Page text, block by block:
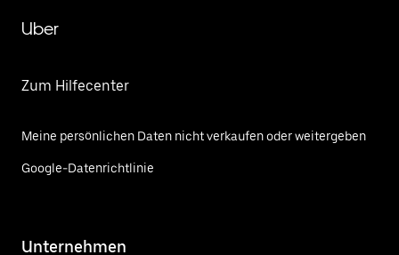
Uber
Zum Hilfecenter
Meine persönlichen Daten nicht verkaufen oder weitergeben
Google-Datenrichtlinie
Unternehmen